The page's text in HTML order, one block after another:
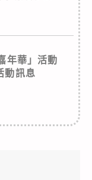
年華」活動
動訊息